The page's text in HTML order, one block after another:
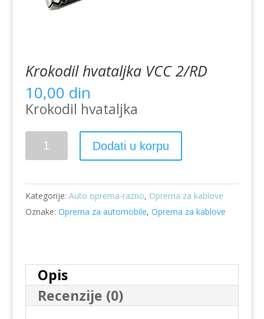
Krokodil hvataljka VCC 2/RD
10,00 din
Krokodil hvataljka
Krokodil
hvataljka
2/RD
količina
Dodati u korpu
Kategorije: Auto oprema-razno, Oprema za kablove
Oznake: Oprema za automobile, Oprema za kablove
Opis
Recenzije (0)